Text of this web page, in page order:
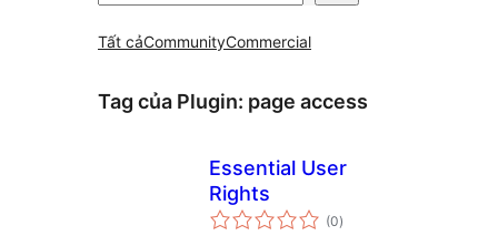
Tất cảCommunityCommercial
Tag của Plugin: page access
Essential User
Rights
(0tổng
đánh
)